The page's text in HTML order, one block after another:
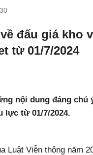
đấu giá kho
từ 01/7/2024
nội dung đáng chú
lực từ 01/7/2024.
Luật Viễn thông năm